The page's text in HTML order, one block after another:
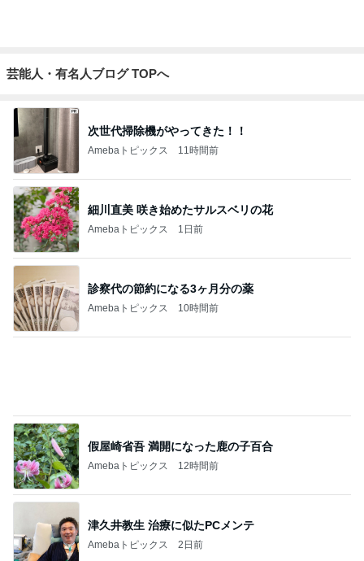
芸能人・有名人ブログ TOPへ
次世代掃除機がやってきた！！
Amebaトピックス 11時間前
細川直美 咲き始めたサルスベリの花
Amebaトピックス 1日前
診察代の節約になる3ヶ月分の薬
Amebaトピックス 10時間前
津久井教生 治療に似たPCメンテ
Amebaトピックス 2日前